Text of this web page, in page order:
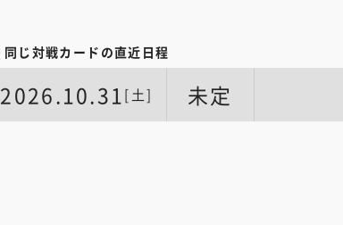
同じ対戦カードの直近日程
2026.10.31 [土] 未定